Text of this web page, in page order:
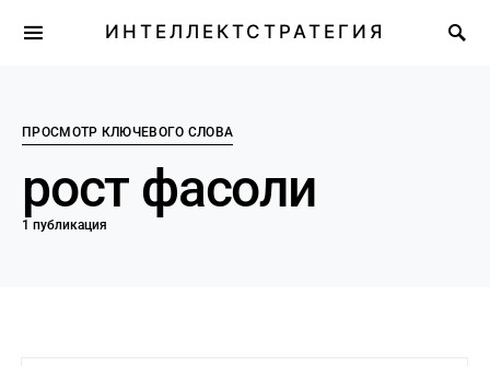
ИНТЕЛЛЕКТСТРАТЕГИЯ
ПРОСМОТР КЛЮЧЕВОГО СЛОВА
рост фасоли
1 публикация